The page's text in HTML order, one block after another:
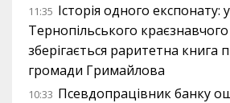
11:35 Історія одного експонату:
Тернопільського
зберігається раритетна книга
громади Гримайлова
10:33 Псевдопрацівник банку